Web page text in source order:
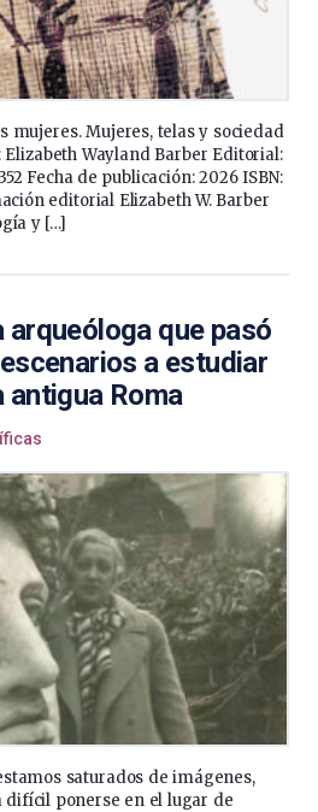
mujeres. Mujeres, telas y sociedad
Wayland Barber Editorial:
Fecha de publicación: 2026 ISBN:
editorial Elizabeth W. Barber
y […]
arqueóloga que pasó
a estudiar
antigua Roma
saturados de imágenes,
difícil ponerse en el lugar de